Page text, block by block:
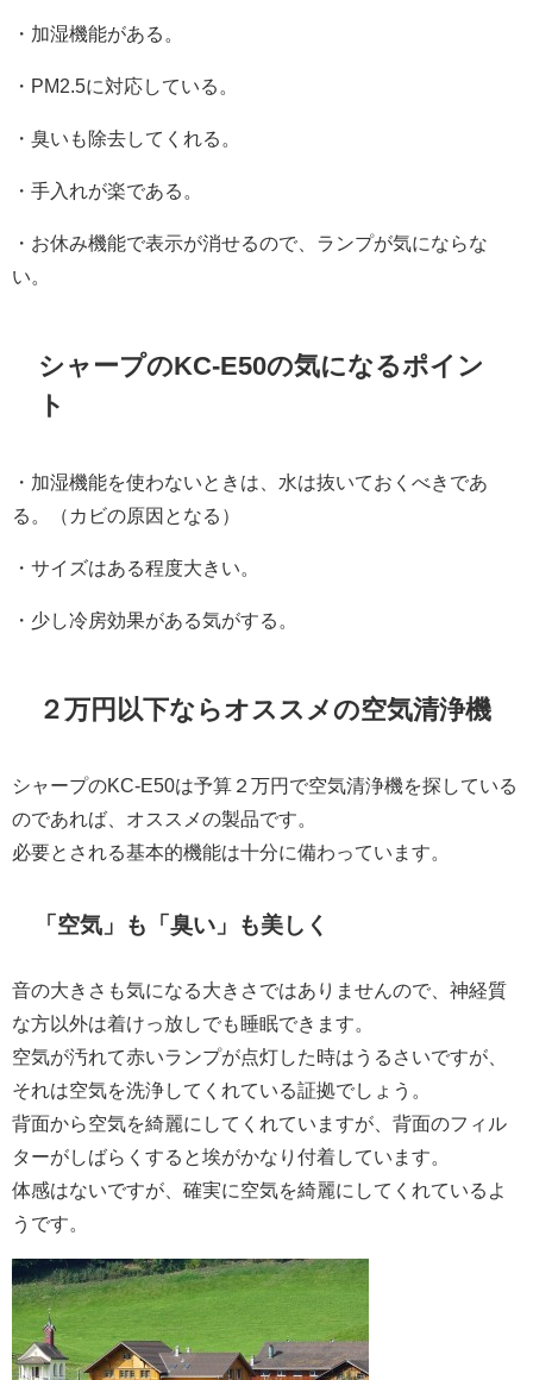
・加湿機能がある。
・PM2.5に対応している。
・臭いも除去してくれる。
・手入れが楽である。
・お休み機能で表示が消せるので、ランプが気にならな
い。
シャープのKC-E50の気になるポイン
ト
・加湿機能を使わないときは、水は抜いておくべきであ
る。（カビの原因となる）
・サイズはある程度大きい。
・少し冷房効果がある気がする。
２万円以下ならオススメの空気清浄機
シャープのKC-E50は予算２万円で空気清浄機を探している
のであれば、オススメの製品です。
必要とされる基本的機能は十分に備わっています。
「空気」も「臭い」も美しく
音の大きさも気になる大きさではありませんので、神経質
な方以外は着けっ放しでも睡眠できます。
空気が汚れて赤いランプが点灯した時はうるさいですが、
それは空気を洗浄してくれている証拠でしょう。
背面から空気を綺麗にしてくれていますが、背面のフィル
ターがしばらくすると埃がかなり付着しています。
体感はないですが、確実に空気を綺麗にしてくれているよ
うです。